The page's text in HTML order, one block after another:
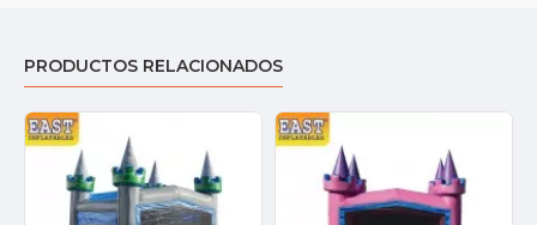
PRODUCTOS RELACIONADOS